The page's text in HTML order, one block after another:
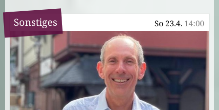
So 23.4. 14:00
Sonstiges